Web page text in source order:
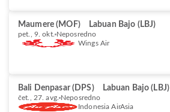
Maumere (MOF) Labuan Bajo (LBJ)
pet., 9. okt. Neposredno
Wings Air
Bali Denpasar (DPS) Labuan Bajo (LBJ)
čet., 27. avg. Neposredno
Indonesia AirAsia